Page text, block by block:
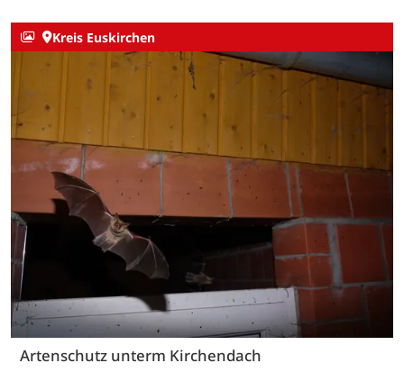
Kreis Euskirchen
Artenschutz unterm Kirchendach